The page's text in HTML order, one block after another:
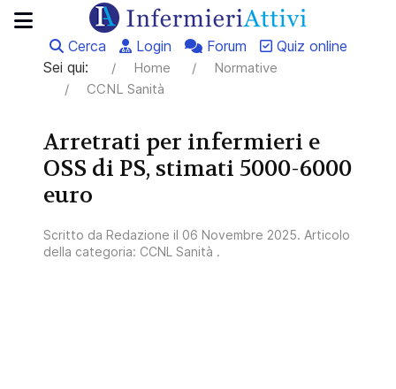
Cerca Login Forum
Quiz online
Sei qui:
Home
Normative
CCNL Sanità
Arretrati per infermieri e
OSS di PS, stimati 5000-6000
euro
Scritto da Redazione il 06 Novembre 2025. Articolo
della categoria: CCNL Sanità .